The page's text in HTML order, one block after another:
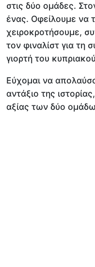
στις δύο ομάδες.
ένας. Οφείλουμε να
χειροκροτήσουμε,
τον φιναλίστ για τη
γιορτή του
Εύχομαι να
αντάξιο της
αξίας των δύο